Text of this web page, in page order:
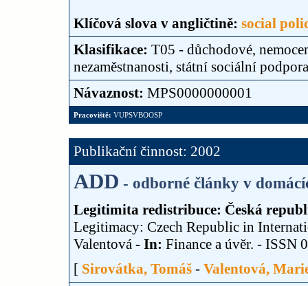
Klíčová slova v angličtině: social
Klasifikace: T05 - důchodové,
nezaměstnanosti, státní sociální podpora
Návaznost: MPS0000000001
Pracoviště: VUPSVBOOSP
Publikační činnost: 2002
ADD - odborné články v
Legitimita redistribuce: Česká
Legitimacy: Czech Republic in
Valentová - In: Finance a úvěr. - ISSN
[ Sirovátka, Tomáš - Valentová,